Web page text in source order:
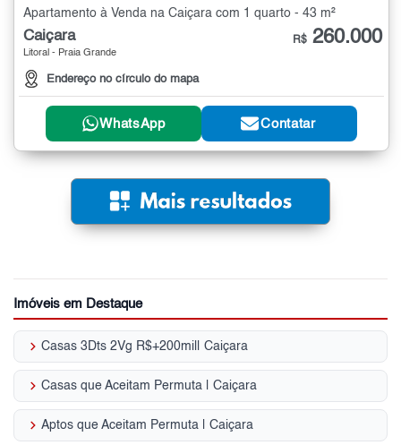
Apartamento à Venda na Caiçara com 1 quarto - 43 m²
Caiçara
Litoral - Praia Grande
Endereço no círculo do mapa
R$ 260.000
WhatsApp Contatar
Imóveis em Destaque
keyboard_arrow_right Casas 3Dts 2Vg R$+200mil| Caiçara
keyboard_arrow_right Casas que Aceitam Permuta | Caiçara
keyboard_arrow_right Aptos que Aceitam Permuta | Caiçara